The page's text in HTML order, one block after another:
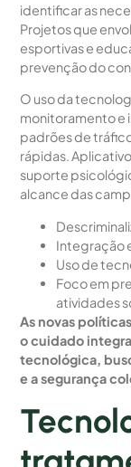
identificar as
Projetos que
esportivas e
prevenção do
O uso da
monitoramento e
padrões de
rápidas.
suporte
alcance das
Integração
Uso de
Foco em
atividades
As novas
o cuidado
tecnológica,
e a segurança